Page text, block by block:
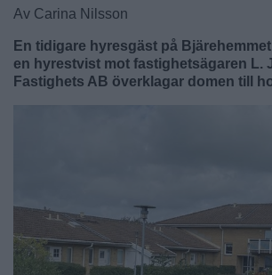
Av Carina Nilsson
En tidigare hyresgäst på
en hyrestvist mot fastighetsägaren L.
Fastighets AB överklagar domen till